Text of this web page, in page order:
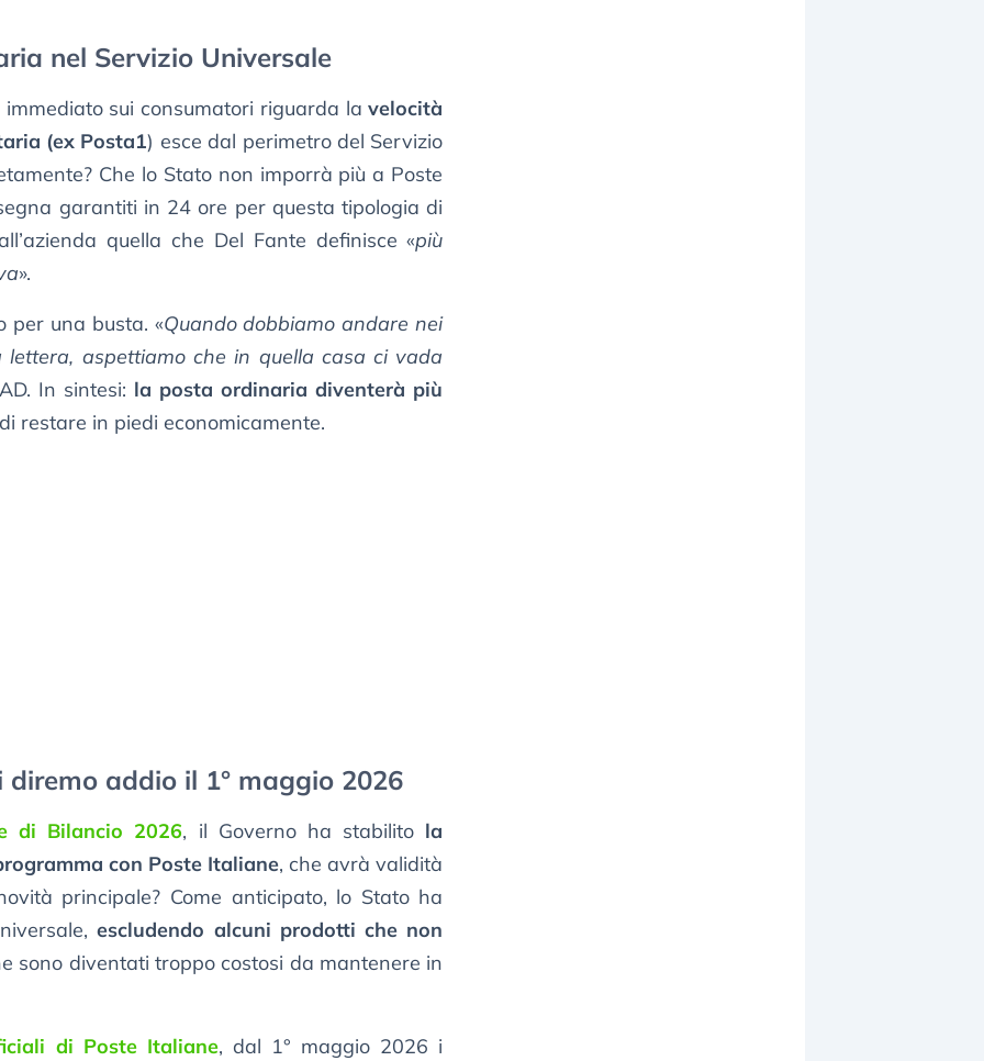
nel Servizio Universale
immediato sui consumatori riguarda lavelocità
(ex Posta1) esce dal perimetro del Servizio
Che lo Stato non imporrà più a Poste
garantiti in 24 ore per questa tipologia di
quella che Del Fante definisce «più
».
per una busta. «Quando dobbiamo andare nei
aspettiamo che in quella casa ci vada
In sintesi: la posta ordinaria diventerà più
restare in piedi economicamente.
addio il 1° maggio 2026
di Bilancio 2026, il Governo ha stabilito la
con Poste Italiane, che avrà validità
principale? Come anticipato, lo Stato ha
escludendo alcuni prodotti che non
sono diventati troppo costosi da mantenere in
di Poste Italiane, dal 1° maggio 2026 i